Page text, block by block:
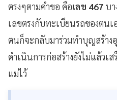
ตรงๆตามคำขอ คือเลข 467 บ
เลขตรงกับทะเบียนรถของตน
ตนก็จะกลับมาร่วมทำบุญสร้าง
ดำเนินการก่อสร้างยังไม่แล้วเ
แม่ไว้